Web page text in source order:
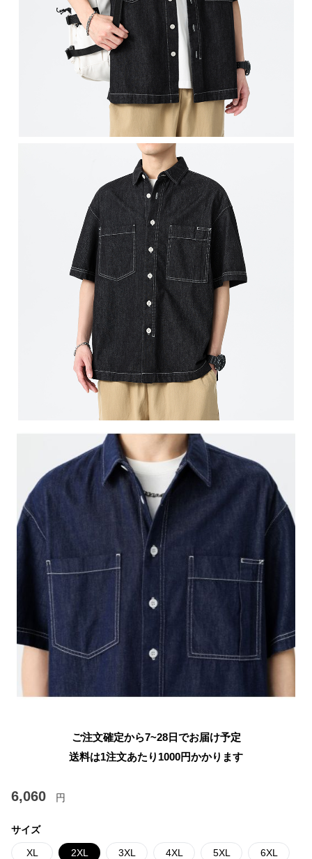
ご注文確定から7~28日でお届け予定
送料は1注文あたり 1000円かかります
6,060 円
サイズ
XL 2XL 3XL 4XL 5XL 6XL